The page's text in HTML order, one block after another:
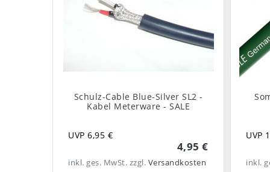
Schulz-Cable Blue-Silver SL2 -
Kabel Meterware - SALE
UVP 6,95 €
4,95 €
inkl. ges. MwSt. zzgl. Versandkosten
UVP
inkl.